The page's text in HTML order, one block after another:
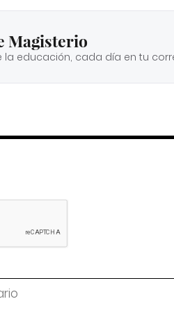
Magisterio
la educación, cada día en tu